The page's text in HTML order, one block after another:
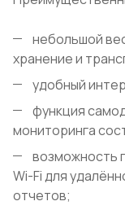
небольшой
хранение и
удобный
функция
мониторинга
возможность
Wi-Fiдля
отчетов;